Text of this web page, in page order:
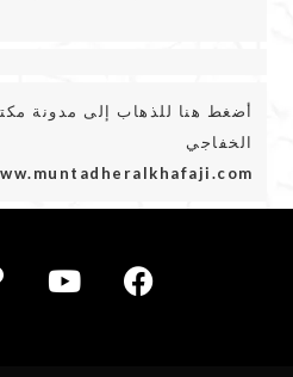
أضغط هنا للذهاب إلى مدونة
الخفاجي